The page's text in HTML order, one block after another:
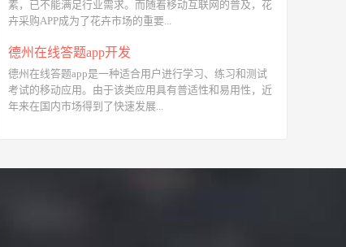
素，已不能满足行业需求。而随着移动互联网的普及，花
卉采购APP成为了花卉市场的重要...
德州在线答题app开发
德州在线答题app是一种适合用户进行学习、练习和测试
考试的移动应用。由于该类应用具有普适性和易用性，近
年来在国内市场得到了快速发展...